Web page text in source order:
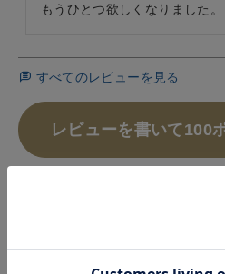
もうひとつ欲しくなりました。
すべてのレビューを見る
レビューを書いて100